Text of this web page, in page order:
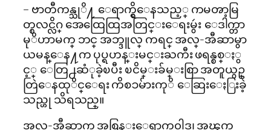
– ဗာတီကန္သုိ႔ ေရာက္ရွိေနသည့္ ကမၻာ့မြ
တ္စလင္လိဂ္ အေထြေထြအတြင္းေရးမွဴး ေဒါက္တာ
မုိဟာမက္ ဘင္ အဘ္ဒူလ္ ကရင္ အလ္-အီဆာမွာ
ယမန္ေန႔က ပုပ္ရဟန္းမင္းႀကီး ဖရန္စစ္ႏွ
င့္ ေတြ႕ဆံုခဲ့ၿပီး ၿငိမ္းခ်မ္းစြာ အတူယွဥ္
တြဲေနထုိင္ေရး ကိစၥမ်ားကုိ ေဆြးေႏြးခဲ့
သည္ဟု သိရသည္။
အလ္-အီဆာက အစြန္းေရာက္၀ါဒ၊ အၾက